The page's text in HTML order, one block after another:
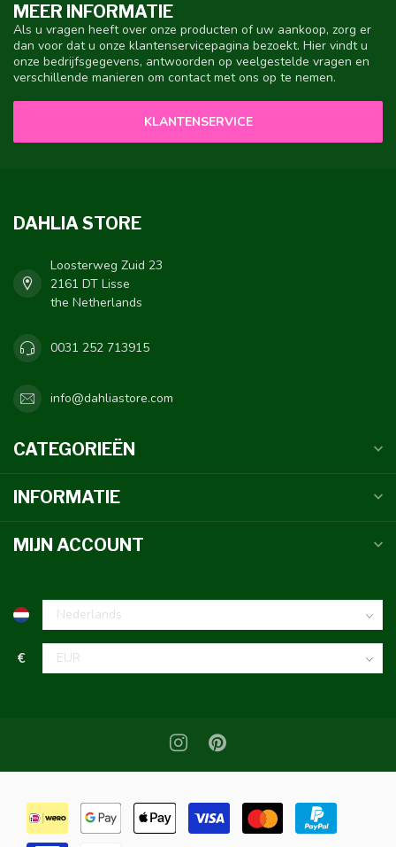
MEER INFORMATIE
Als u vragen heeft over onze producten of uw aankoop, zorg er
dan voor dat u onze klantenservicepagina bezoekt. Hier vindt u
onze bedrijfsgegevens, antwoorden op veelgestelde vragen en
verschillende manieren om contact met ons op te nemen.
KLANTENSERVICE
DAHLIA STORE
Loosterweg Zuid 23
2161 DT Lisse
the Netherlands
0031 252 713915
info@dahliastore.com
CATEGORIEËN
INFORMATIE
MIJN ACCOUNT
€